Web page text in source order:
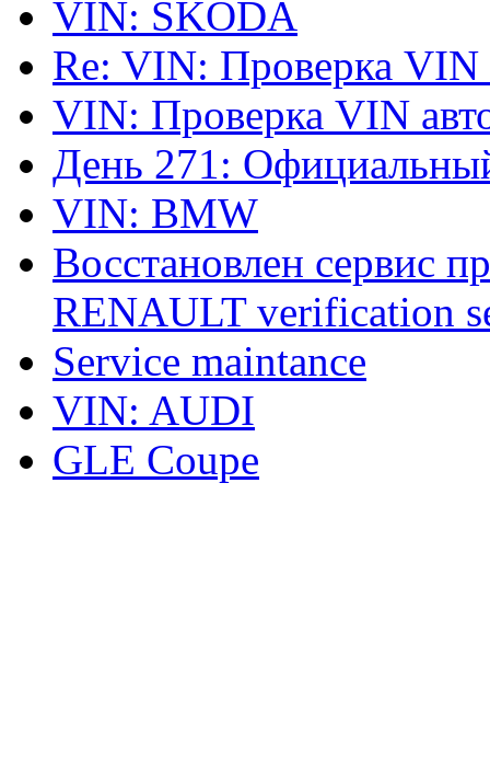
VIN: SKODA
Re: VIN: Проверка VIN
VIN: Проверка VIN
День 271:
VIN: BMW
Восстановлен сервис
RENAULT verification
Service maintance
VIN: AUDI
GLE Coupe